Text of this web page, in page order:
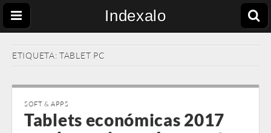
Indexalo
ETIQUETA: TABLET PC
SOFT & APPS
Tablets económicas 2017